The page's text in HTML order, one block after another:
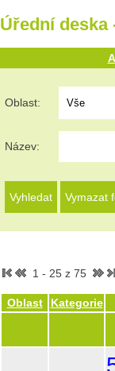
Úřední deska
Oblast:
Název:
1 - 25 z 75
Oblast Kategorie